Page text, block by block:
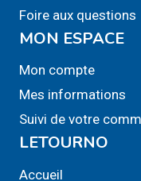
Foire aux questions
MON ESPACE
Mon compte
Mes informations
Suivi de votre
LETOURNO
Accueil